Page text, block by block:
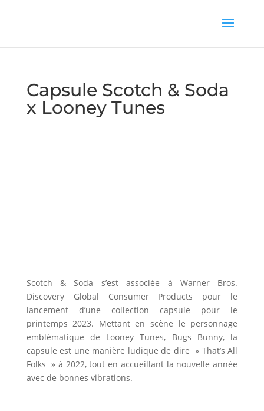
Capsule Scotch & Soda
x Looney Tunes
Scotch & Soda s’est associée à Warner Bros.
Discovery Global Consumer Products pour le
lancement d’une collection capsule pour le
printemps 2023. Mettant en scène le personnage
emblématique de Looney Tunes, Bugs Bunny, la
capsule est une manière ludique de dire » That’s All
Folks » à 2022, tout en accueillant la nouvelle année
avec de bonnes vibrations.